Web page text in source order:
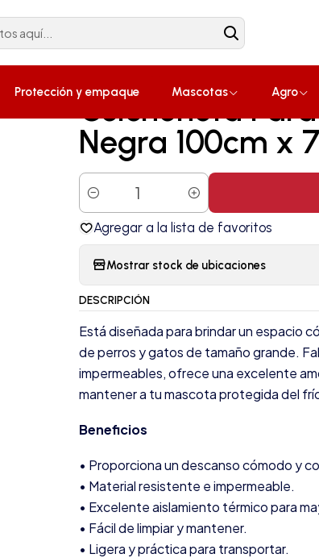
Protección y empaque Mascotas Agro
|
Colchoneta
Negra 100cm x
Cantidad
Agregar a la lista de favoritos
Mostrar stock de ubicaciones
DESCRIPCIÓN
Está diseñada para brindar un espacio
de perros y gatos de tamaño grande.
impermeables, ofrece una excelente
mantener a tu mascota protegida del
Beneficios
• Proporciona un descanso cómodo y
• Material resistente e impermeable.
• Excelente aislamiento térmico para
• Fácil de limpiar y mantener.
• Ligera y práctica para transportar.